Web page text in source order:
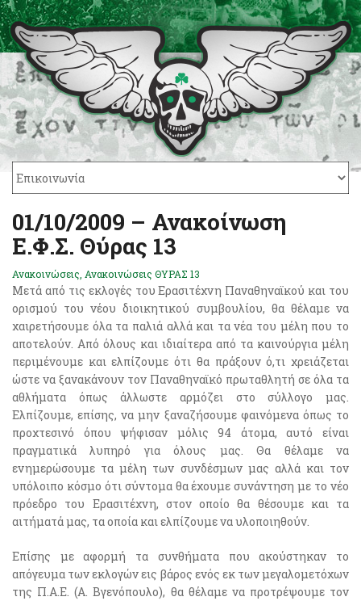
01/10/2009 – Ανακοίνωση
Ε.Φ.Σ. Θύρας 13
Ανακοινώσεις Ανακοινώσεις ΘΥΡΑΣ 13
Μετά από τις εκλογές του Ερασιτέχνη Παναθηναϊκού και του
ορισμού του νέου διοικητικού συμβουλίου, θα θέλαμε να
χαιρετήσουμε όλα τα παλιά αλλά και τα νέα του μέλη που το
αποτελούν. Από όλους και ιδιαίτερα από τα καινούργια μέλη
περιμένουμε και ελπίζουμε ότι θα πράξουν ό,τι χρειάζεται
ώστε να ξανακάνουν τον Παναθηναϊκό πρωταθλητή σε όλα τα
αθλήματα όπως άλλωστε αρμόζει στο σύλλογο μας.
Ελπίζουμε, επίσης, να μην ξαναζήσουμε φαινόμενα όπως το
προχτεσινό όπου ψήφισαν μόλις 94 άτομα, αυτό είναι
πραγματικά λυπηρό για όλους μας. Θα θέλαμε να
ενημερώσουμε τα μέλη των συνδέσμων μας αλλά και τον
υπόλοιπο κόσμο ότι σύντομα θα έχουμε συνάντηση με το νέο
πρόεδρο του Ερασιτέχνη, στον οποίο θα θέσουμε και τα
αιτήματά μας, τα οποία και ελπίζουμε να υλοποιηθούν.
Επίσης με αφορμή τα συνθήματα που ακούστηκαν το
απόγευμα των εκλογών εις βάρος ενός εκ των μεγαλομετόχων
της Π.Α.Ε. (Α. Βγενόπουλο), θα θέλαμε να προτρέψουμε τον